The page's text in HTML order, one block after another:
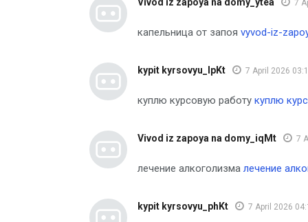
Vivod iz zapoya na domy_ytea 7
капельница от запоя vyvod-iz-
kypit kyrsovyu_lpKt 7 April 2026
куплю курсовую работу куплю
Vivod iz zapoya na domy_iqMt 7
лечение алкоголизма лечение
kypit kyrsovyu_phKt 7 April 2026